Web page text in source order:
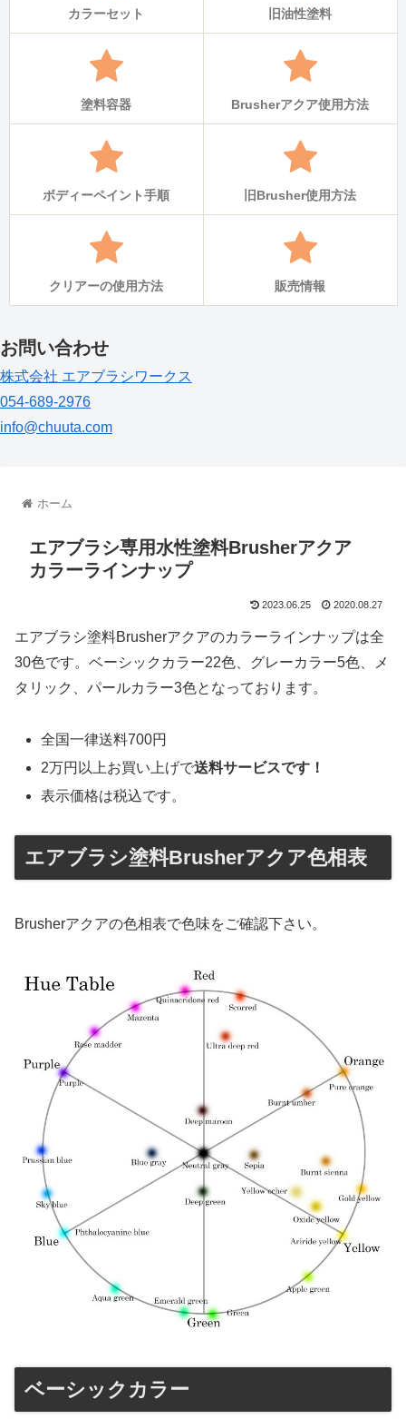
カラーセット 旧油性塗料
塗料容器 Brusherアクア使用方法
ボディーペイント手順 旧Brusher使用方法
クリアーの使用方法 販売情報
お問い合わせ
株式会社 エアブラシワークス
054-689-2976
info@chuuta.com
ホーム
エアブラシ専用水性塗料Brusherアクア
カラーラインナップ
2023.06.25 2020.08.27
エアブラシ塗料Brusherアクアのカラーラインナップは全
30色です。ベーシックカラー22色、グレーカラー5色、メ
タリック、パールカラー3色となっております。
全国一律送料700円
2万円以上お買い上げで送料サービスです！
表示価格は税込です。
エアブラシ塗料Brusherアクア色相表
Brusherアクアの色相表で色味をご確認下さい。
ベーシックカラー